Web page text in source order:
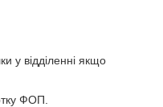
у відділенні якщо
ФОП.